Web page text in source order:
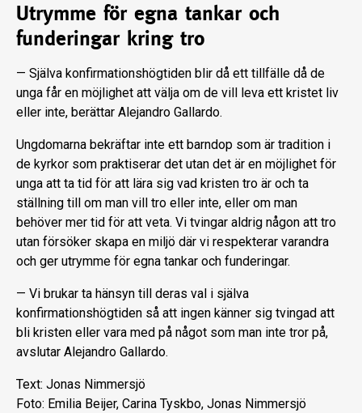
Utrymme för egna tankar och
funderingar kring tro
— Själva konfirmationshögtiden blir då ett tillfälle då de
unga får en möjlighet att välja om de vill leva ett kristet liv
eller inte, berättar Alejandro Gallardo.
Ungdomarna bekräftar inte ett barndop som är tradition i
de kyrkor som praktiserar det utan det är en möjlighet för
unga att ta tid för att lära sig vad kristen tro är och ta
ställning till om man vill tro eller inte, eller om man
behöver mer tid för att veta. Vi tvingar aldrig någon att tro
utan försöker skapa en miljö där vi respekterar varandra
och ger utrymme för egna tankar och funderingar.
— Vi brukar ta hänsyn till deras val i själva
konfirmationshögtiden så att ingen känner sig tvingad att
bli kristen eller vara med på något som man inte tror på,
avslutar Alejandro Gallardo.
Text: Jonas Nimmersjö
Foto: Emilia Beijer, Carina Tyskbo, Jonas Nimmersjö